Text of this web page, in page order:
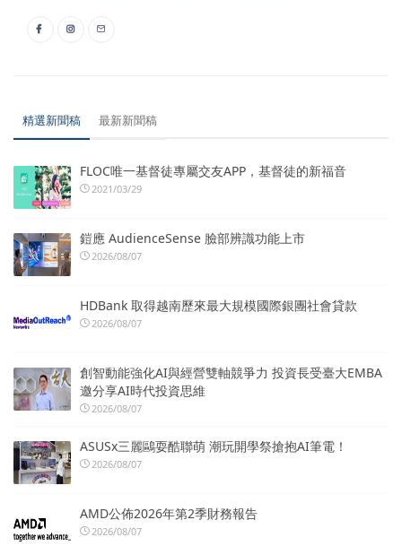
精選新聞稿 最新新聞稿
FLOC唯一基督徒專屬交友APP，基督徒的新福音
2021/03/29
鎧應 AudienceSense 臉部辨識功能上市
2026/08/07
HDBank 取得越南歷來最大規模國際銀團社會貸款
2026/08/07
創智動能強化AI與經營雙軸競爭力 投資長受臺大EMBA
邀分享AI時代投資思維
2026/08/07
ASUSx三麗鷗耍酷聯萌 潮玩開學祭搶抱AI筆電！
2026/08/07
AMD公佈2026年第2季財務報告
2026/08/07